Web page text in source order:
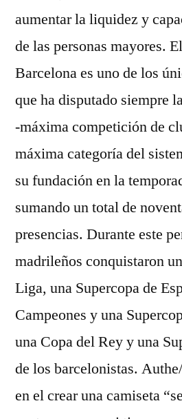
aumentar la liquidez y
de las personas mayores.
Barcelona es uno de los
que ha disputado siempre
-máxima competición de
máxima categoría del
su fundación en la
sumando un total de
presencias. Durante este
madrileños conquistaron
Liga, una Supercopa de
Campeones y una
una Copa del Rey y una
de los barcelonistas.
en el crear una camiseta